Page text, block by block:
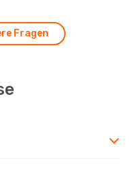
Fragen